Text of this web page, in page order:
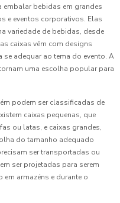
embalar bebidas em grandes
e eventos corporativos. Elas
variedade de bebidas, desde
caixas vêm com designs
adequar ao tema do evento. A
uma escolha popular para
podem ser classificadas de
caixas pequenas, que
ou latas, e caixas grandes,
do tamanho adequado
ser transportadas ou
ser projetadas para serem
armazéns e durante o